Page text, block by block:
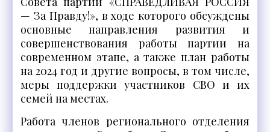
— За Правду!», в ходе которого обсуждены
основные направления развития и
совершенствования работы партии на
современном этапе, а также план работы
на 2024 год и другие вопросы, в том числе,
меры поддержки участников СВО и их
семей на местах.
Работа членов регионального отделения